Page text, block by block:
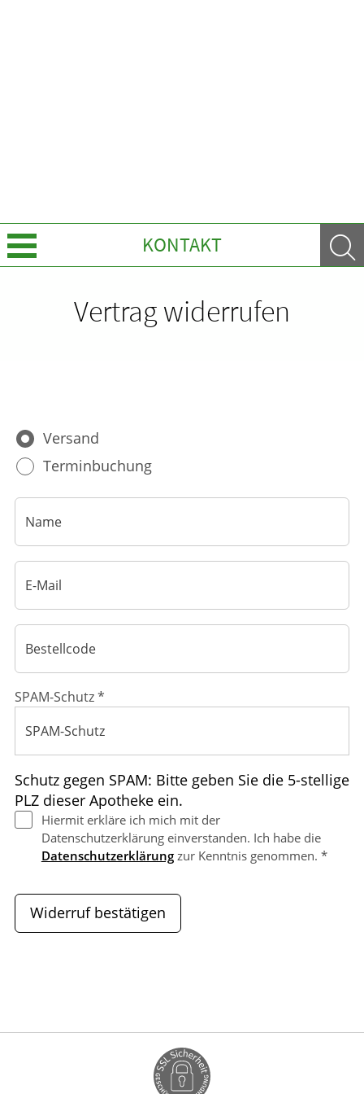
KONTAKT
GESUND IM ALTER
Vertrag widerrufen
Versand
Terminbuchung
SPAM-Schutz *
Schutz gegen SPAM: Bitte geben Sie die 5-stellige
PLZ dieser Apotheke ein.
Hiermit erkläre ich mich mit der
Datenschutzerklärung einverstanden. Ich habe die
Datenschutzerklärungzur Kenntnis genommen. *
Widerruf bestätigen